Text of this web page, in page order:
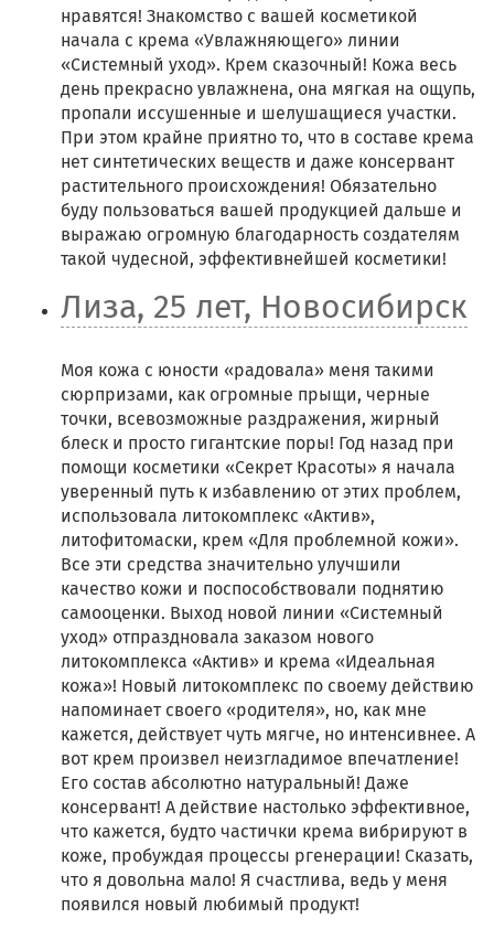
нравятся! Знакомство с вашей косметикой
начала с крема «Увлажняющего» линии
«Системный уход». Крем сказочный! Кожа весь
день прекрасно увлажнена, она мягкая на ощупь,
пропали иссушенные и шелушащиеся участки.
При этом крайне приятно то, что в составе крема
нет синтетических веществ и даже консервант
растительного происхождения! Обязательно
буду пользоваться вашей продукцией дальше и
выражаю огромную благодарность создателям
такой чудесной, эффективнейшей косметики!
Лиза, 25 лет, Новосибирск
Моя кожа с юности «радовала» меня такими
сюрпризами, как огромные прыщи, черные
точки, всевозможные раздражения, жирный
блеск и просто гигантские поры! Год назад при
помощи косметики «Секрет Красоты» я начала
уверенный путь к избавлению от этих проблем,
использовала литокомплекс «Актив»,
литофитомаски, крем «Для проблемной кожи».
Все эти средства значительно улучшили
качество кожи и поспособствовали поднятию
самооценки. Выход новой линии «Системный
уход» отпраздновала заказом нового
литокомплекса «Актив» и крема «Идеальная
кожа»! Новый литокомплекс по своему действию
напоминает своего «родителя», но, как мне
кажется, действует чуть мягче, но интенсивнее. А
вот крем произвел неизгладимое впечатление!
Его состав абсолютно натуральный! Даже
консервант! А действие настолько эффективное,
что кажется, будто частички крема вибрируют в
коже, пробуждая процессы ргенерации! Сказать,
что я довольна мало! Я счастлива, ведь у меня
появился новый любимый продукт!